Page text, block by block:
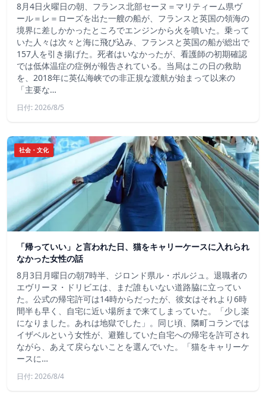
8月4日火曜日の朝、フランス北部セーヌ＝マリティーム県ヴ
ール＝レ＝ローズを出た一艘の船が、フランスと英国の領海の
境界に差しかかったところでエンジンから火を噴いた。乗って
いた人々は次々と海に飛び込み、フランスと英国の船が総出で
157人を引き揚げた。死者はいなかったが、看護師の初期確認
では低体温症の症例が報告されている。当局はこの日の救助
を、2018年に英仏海峡での非正規な渡航が始まって以来の
「主要な…
日付: 2026/8/5
社会・文化
「帰っていい」と言われた日、猫をキャリーケースに入れられ
なかった女性の話
8月3日月曜日の朝7時半、ジロンド県ル・ポルジュ。退職者の
エヴリーヌ・ドリビエは、まだ誰もいない道路脇に立ってい
た。公式の帰宅許可は14時からだったが、彼女はそれより6時
間半も早く、自宅に近い場所まで来てしまっていた。「少し楽
になりました。あれは地獄でした」。同じ頃、隣町コランでは
イザベルという女性が、避難していた自宅への帰宅を許可され
ながら、あえて戻らないことを選んでいた。「猫をキャリーケ
ースに…
日付: 2026/8/4